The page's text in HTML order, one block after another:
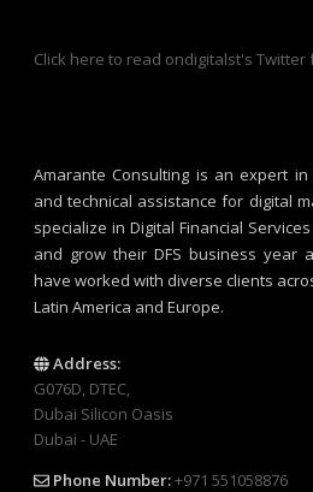
Click here to read ondigitalst's Twitter
Amarante Consulting is an expert
and technical assistance for digital
specialize in Digital Financial
and grow their DFS business year
have worked with diverse clients
Latin America and Europe.
Address:
G076D, DTEC,
Dubai Silicon Oasis
Dubai - UAE
Phone Number:+971 551058876